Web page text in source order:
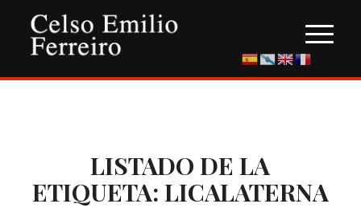
LISTADO DE LA
ETIQUETA: LICALATERNA